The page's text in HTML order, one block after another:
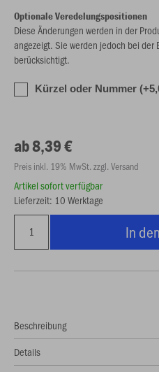
Optionale Veredelungspositionen
Diese Änderungen werden in der
angezeigt. Sie werden jedoch bei der
berücksichtigt.
Kürzel oder Nummer
ab 8,39 €
Preis inkl. 19% MwSt. zzgl. Versand
Artikel sofort verfügbar
Lieferzeit: 10 Werktage
In
Beschreibung
Details